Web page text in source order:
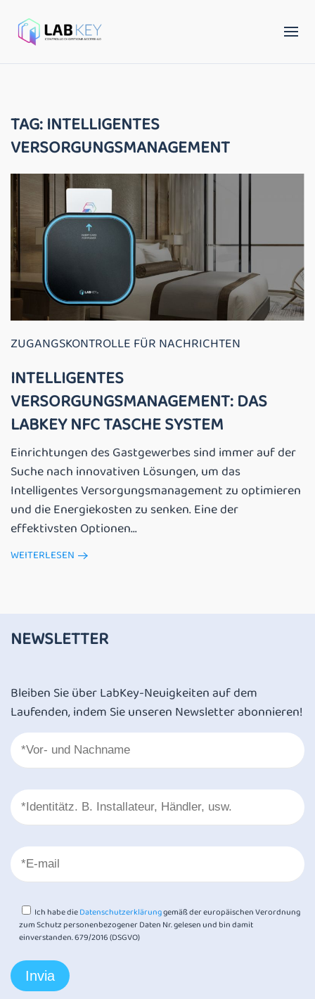
TAG:INTELLIGENTES
VERSORGUNGSMANAGEMENT
ZUGANGSKONTROLLE FÜR NACHRICHTEN
INTELLIGENTES
VERSORGUNGSMANAGEMENT: DAS
LABKEY NFC TASCHE SYSTEM
Einrichtungen des Gastgewerbes sind immer auf der
Suche nach innovativen Lösungen, um das
Intelligentes Versorgungsmanagement zu optimieren
und die Energiekosten zu senken. Eine der
effektivsten Optionen...
WEITERLESEN
NEWSLETTER
Bleiben Sie über LabKey-Neuigkeiten auf dem
Laufenden, indem Sie unseren Newsletter abonnieren!
Ich habe dieDatenschutzerklärunggemäß der europäischen Verordnung
zum Schutz personenbezogener Daten Nr. gelesen und bin damit
einverstanden. 679/2016 (DSGVO)